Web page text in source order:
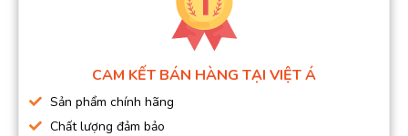
CAM KẾT BÁN HÀNG TẠI VIỆT Á
Sản phẩm chính hãng
Chất lượng đảm bảo